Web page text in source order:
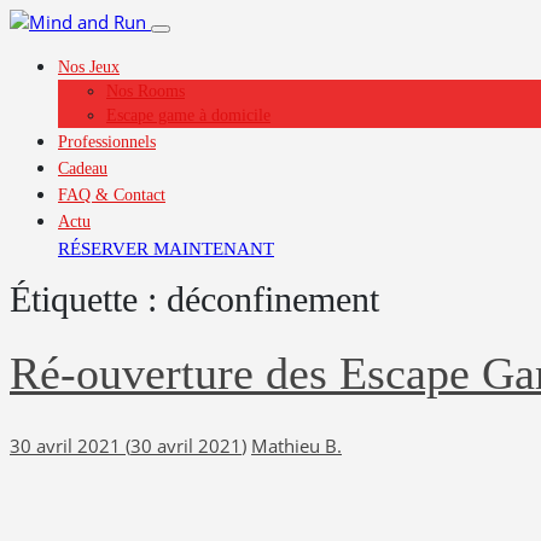
Nos Jeux
Nos Rooms
Escape game à domicile
Professionnels
Cadeau
FAQ & Contact
Actu
RÉSERVER MAINTENANT
Étiquette : déconfinement
Ré-ouverture des Escape
30 avril 2021 (30 avril 2021) Mathieu B.